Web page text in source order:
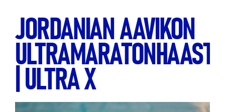
JORDANIAN AAVIKON
ULTRAMARATONHAASTE
| ULTRA X